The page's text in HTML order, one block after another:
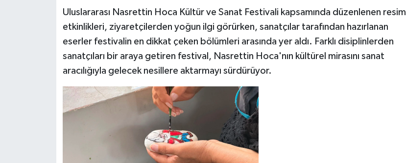
Uluslararası Nasrettin Hoca Kültür ve Sanat Festivali kapsamında düzenlenen resim
etkinlikleri, ziyaretçilerden yoğun ilgi görürken, sanatçılar tarafından hazırlanan
eserler festivalin en dikkat çeken bölümleri arasında yer aldı. Farklı disiplinlerden
sanatçıları bir araya getiren festival, Nasrettin Hoca'nın kültürel mirasını sanat
aracılığıyla gelecek nesillere aktarmayı sürdürüyor.